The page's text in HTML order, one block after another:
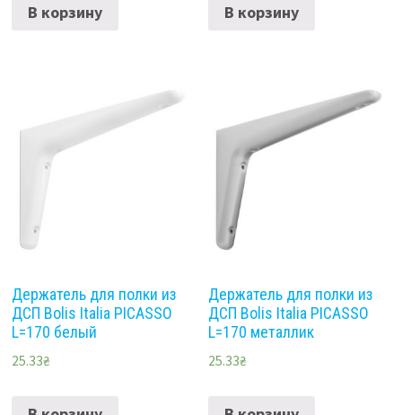
В корзину В корзину
Держатель для полки из
ДСП Bolis Italia PICASSO
L=170 белый
25.33₴
Держатель для полки из
ДСП Bolis Italia PICASSO
L=170 металлик
25.33₴